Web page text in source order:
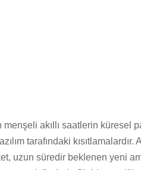
akıllı saatlerin küresel
tarafındaki
uzun süredir beklenen yeni